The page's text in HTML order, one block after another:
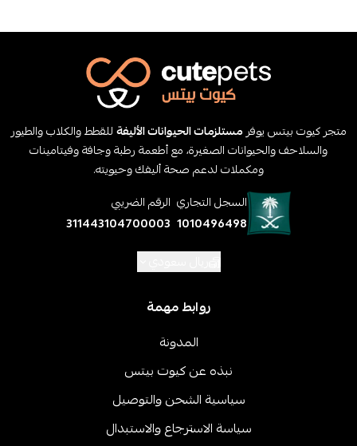
متجر كيوت بيتس يوفر مستلزمات الحيوانات الأليفةللقطط والكلاب والطيور
والسلاحف والحيوانات الصغيرة، مع أطعمة رطبة وجافة وفيتامينات
ومكملات لدعم صحة أليفك وحيويته.
السجل التجاري
1010496498
الرقم الضريبي
311443104700003
روابط مهمة
المدونة
نبذه عن كيوت بيتس
سياسية الشحن والتوصيل
سياسة الاسترجاع والاستبدال